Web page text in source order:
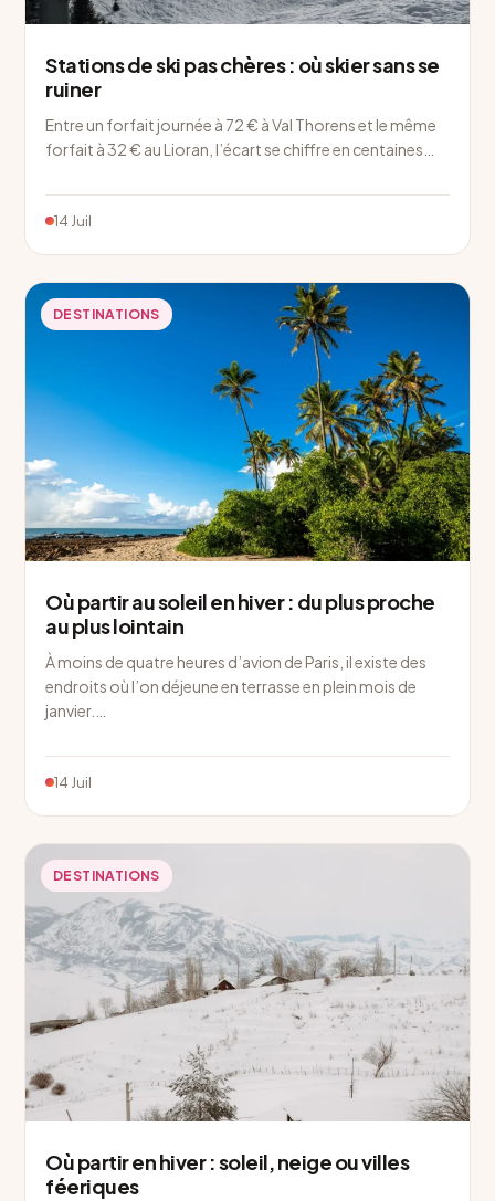
Stations de ski pas chères : où skier sans se
ruiner
Entre un forfait journée à 72 € à Val Thorens et le même
forfait à 32 € au Lioran, l’écart se chiffre en centaines…
14 Juil
DESTINATIONS
Où partir au soleil en hiver : du plus proche
au plus lointain
À moins de quatre heures d’avion de Paris, il existe des
endroits où l’on déjeune en terrasse en plein mois de
janvier.…
14 Juil
DESTINATIONS
Où partir en hiver : soleil, neige ou villes
féeriques